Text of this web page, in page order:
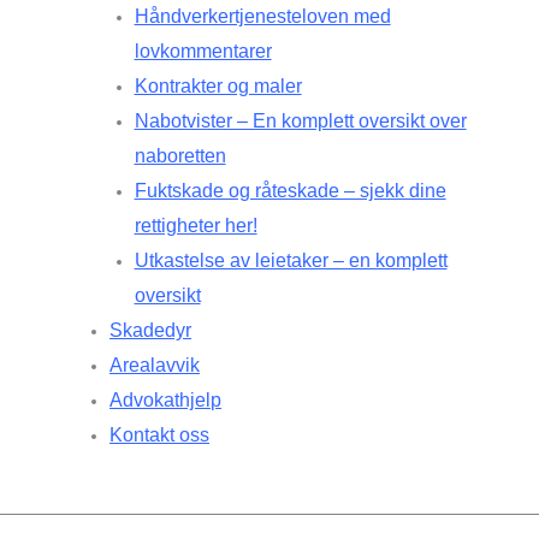
Håndverkertjenesteloven med
lovkommentarer
Kontrakter og maler
Nabotvister – En komplett oversikt over
naboretten
Fuktskade og råteskade – sjekk dine
rettigheter her!
Utkastelse av leietaker – en komplett
oversikt
Skadedyr
Arealavvik
Advokathjelp
Kontakt oss